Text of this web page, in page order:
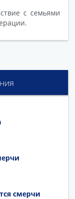
с семьями
смерчи